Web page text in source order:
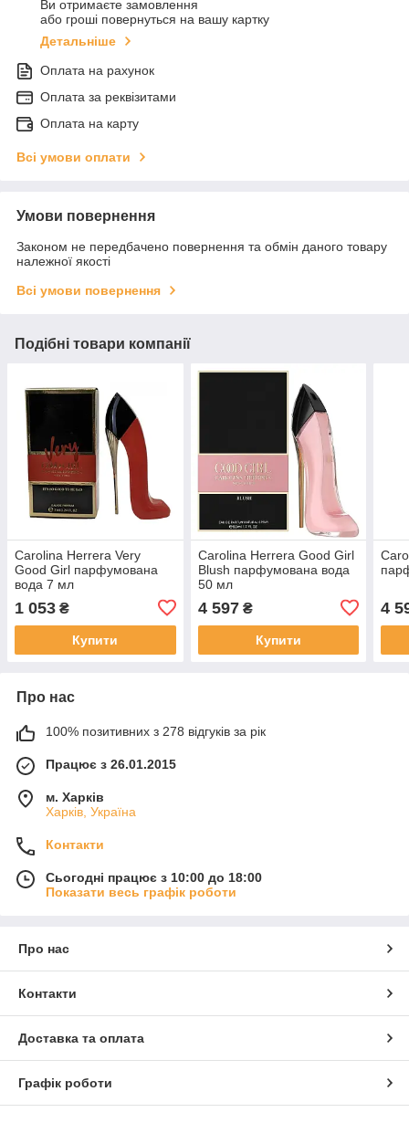
Ви отримаєте замовлення
або гроші повернуться на вашу картку
Детальніше
Оплата на рахунок
Оплата за реквізитами
Оплата на карту
Всі умови оплати
Умови повернення
Законом не передбачено повернення та обмін даного товару
належної якості
Всі умови повернення
Подібні товари компанії
Carolina Herrera Very
Good Girl парфумована
вода 7 мл
1 053 ₴
Купити
Carolina Herrera Good Girl
Blush парфумована вода
50 мл
4 597₴
Купити
4
Про нас
100% позитивних з 278 відгуків за рік
Працює з 26.01.2015
м. Харків
Харків, Україна
Контакти
Сьогодні працює з 10:00 до 18:00
Показати весь графік роботи
Про нас
Контакти
Доставка та оплата
Графік роботи